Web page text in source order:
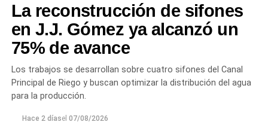
La reconstrucción de sifones
en J.J. Gómez ya alcanzó un
75% de avance
Los trabajos se desarrollan sobre cuatro sifones del Canal
Principal de Riego y buscan optimizar la distribución del agua
para la producción.
Hace 2 díasel 07/08/2026